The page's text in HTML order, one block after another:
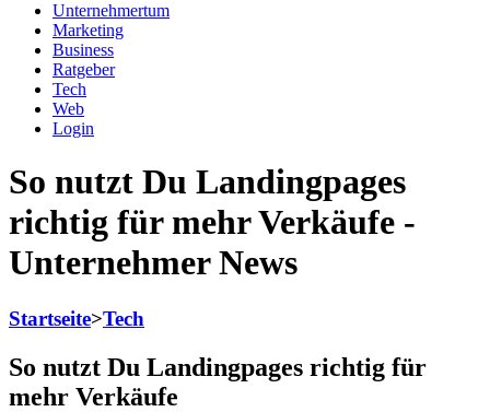
Unternehmertum
Marketing
Business
Ratgeber
Tech
Web
Login
So nutzt Du Landingpages
richtig für mehr Verkäufe -
Unternehmer News
Startseite>Tech
So nutzt Du Landingpages richtig für
mehr Verkäufe